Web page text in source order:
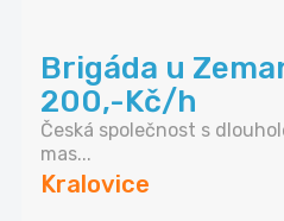
Brigáda u
200,-Kč/h
Česká společnost s
mas...
Kralovice